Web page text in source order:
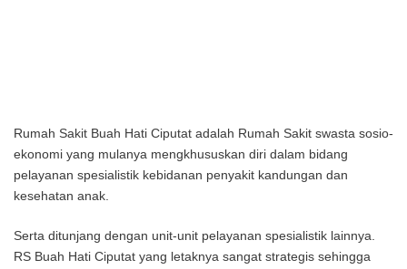
Rumah Sakit Buah Hati Ciputat adalah Rumah Sakit swasta sosio-
ekonomi yang mulanya mengkhususkan diri dalam bidang
pelayanan spesialistik kebidanan penyakit kandungan dan
kesehatan anak.
Serta ditunjang dengan unit-unit pelayanan spesialistik lainnya.
RS Buah Hati Ciputat yang letaknya sangat strategis sehingga